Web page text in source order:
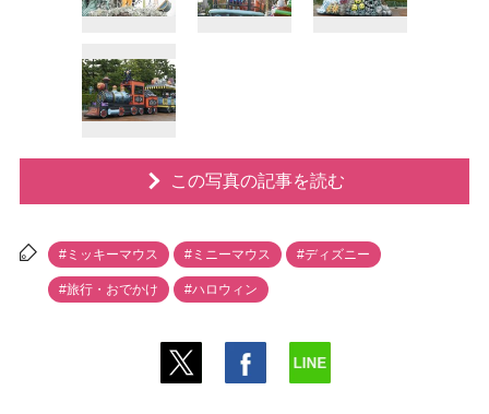
この写真の記事を読む
#ミッキーマウス #ミニーマウス #ディズニー
#旅行・おでかけ #ハロウィン